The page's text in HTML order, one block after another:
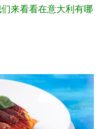
来看看在意大利有哪